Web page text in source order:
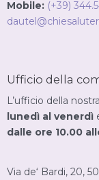
Mobile:
Ufficio della
L’ufficio della
lunedì al venerdì
dalle ore 10.00
Via de‘ Bardi, 20,